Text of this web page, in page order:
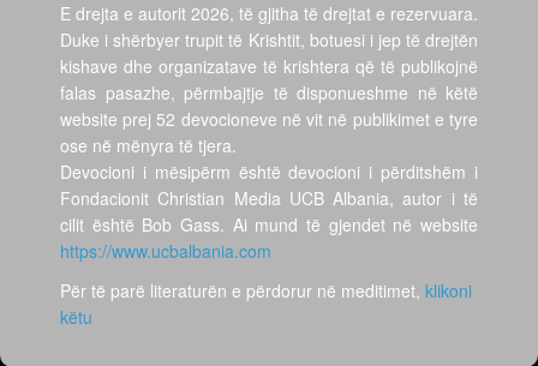
E drejta e autorit 2026, të gjitha të drejtat e rezervuara.
Duke i shërbyer trupit të Krishtit, botuesi i jep të drejtën
kishave dhe organizatave të krishtera që të publikojnë
falas pasazhe, përmbajtje të disponueshme në këtë
website prej 52 devocioneve në vit në publikimet e tyre
ose në mënyra të tjera.
Devocioni i mësipërm është devocioni i përditshëm i
Fondacionit Christian Media UCB Albania, autor i të
cilit është Bob Gass. Ai mund të gjendet në website
https://www.ucbalbania.com
Për të parë literaturën e përdorur në meditimet, klikoni
këtu